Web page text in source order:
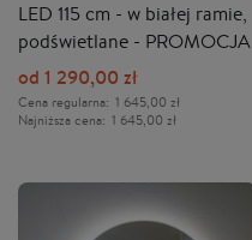
LED 115 cm - w białej ramie,
podświetlane - PROMOCJA
od 1 290,00 zł
Cena regularna: 1 645,00 zł
Najniższa cena: 1 645,00 zł